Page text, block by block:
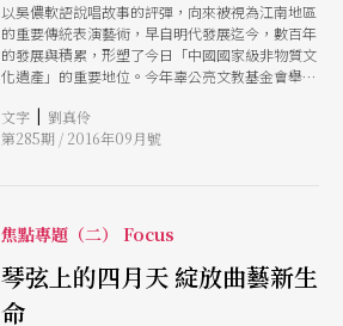
以吳儂軟語說唱故事的評彈，向來被視為江南地區
的重要傳統表演藝術，早自明代發展迄今，數百年
的發展與積累，形塑了今日「中國國家級非物質文
化遺產」的重要地位。今年辜公亮文教基金會舉辦
中國兩大評彈團體上海評彈團與蘇州評彈團訪台演
出，享有「評彈皇后」美名、四次訪台引起評彈旋
文字 | 劉真伶
第285期 / 2016年09月號
焦點專題（二） Focus
琴弦上的四月天 綻放曲藝新生
命